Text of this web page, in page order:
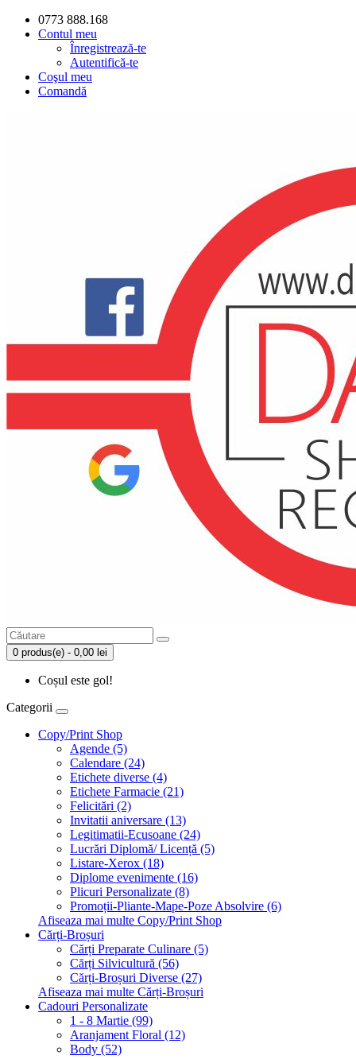
0773 888.168
Contul meu
Înregistrează-te
Autentifică-te
Coşul meu
Comandă
0 produs(e) - 0,00 lei
Coșul este gol!
Categorii
Copy/Print Shop
Agende (5)
Calendare (24)
Etichete diverse (4)
Etichete Farmacie (21)
Felicitări (2)
Invitatii aniversare (13)
Legitimatii-Ecusoane (24)
Lucrări Diplomă/ Licență (5)
Listare-Xerox (18)
Diplome evenimente (16)
Plicuri Personalizate (8)
Promoții-Pliante-Mape-Poze Absolvire (6)
Afiseaza mai multe Copy/Print Shop
Cărți-Broșuri
Cărți Preparate Culinare (5)
Cărți Silvicultură (56)
Cărți-Broșuri Diverse (27)
Afiseaza mai multe Cărți-Broșuri
Cadouri Personalizate
1 - 8 Martie (99)
Aranjament Floral (12)
Body (52)